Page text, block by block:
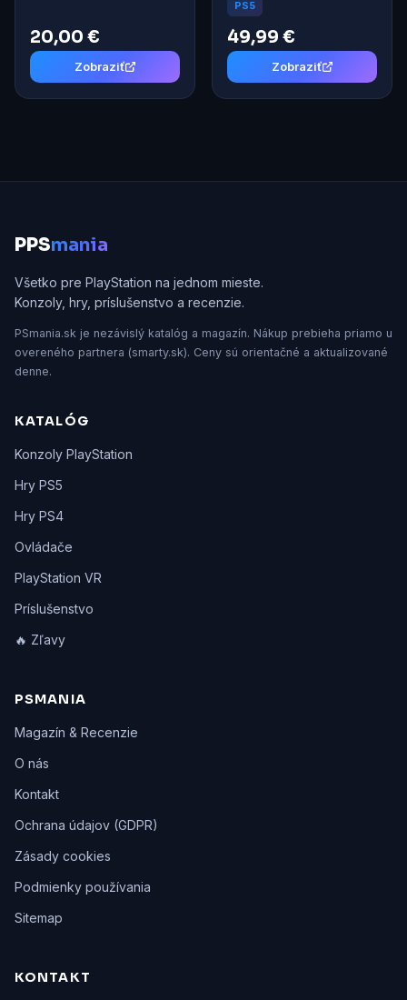
20,00 €
Zobraziť
PS4/PS5 Arctic Camo
PS5
49,99 €
Zobraziť
PPSmania
Všetko pre PlayStation na jednom mieste.
Konzoly, hry, príslušenstvo a recenzie.
PSmania.sk je nezávislý katalóg a magazín. Nákup prebieha priamo u
overeného partnera (smarty.sk). Ceny sú orientačné a aktualizované
denne.
KATALÓG
Konzoly PlayStation
Hry PS5
Hry PS4
Ovládače
PlayStation VR
Príslušenstvo
🔥 Zľavy
PSMANIA
Magazín & Recenzie
O nás
Kontakt
Ochrana údajov (GDPR)
Zásady cookies
Podmienky používania
Sitemap
KONTAKT